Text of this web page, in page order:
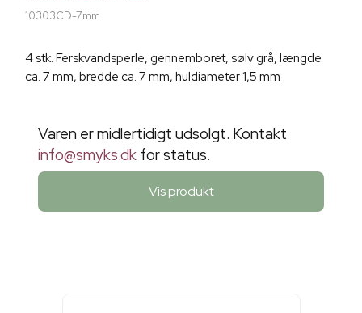
10303CD-7mm
4 stk. Ferskvandsperle, gennemboret, sølv grå, længde
ca. 7 mm, bredde ca. 7 mm, huldiameter 1,5 mm
Varen er midlertidigt udsolgt. Kontakt
info@smyks.dk for status.
Vis produkt